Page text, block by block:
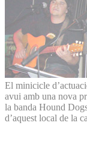
El minicicle
avui amb una nova
la banda Hound
d’aquest local de la